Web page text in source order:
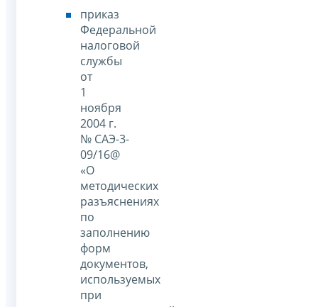
приказ
Федеральной
налоговой
службы
от
1
ноября
2004 г.
№ САЭ-3-
09/16@
«О
методических
разъяснениях
по
заполнению
форм
документов,
используемых
при